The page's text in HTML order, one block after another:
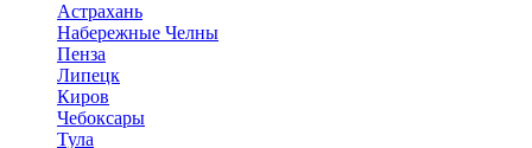
Астрахань
Набережные Челны
Пенза
Липецк
Киров
Чебоксары
Тула